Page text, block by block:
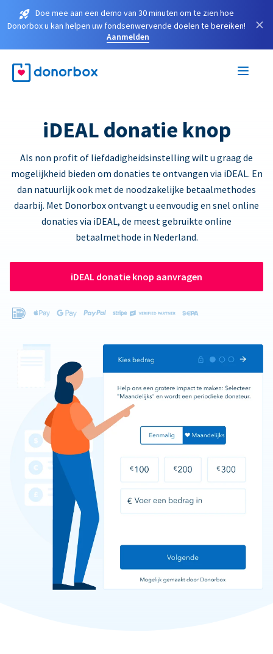
Doe mee aan een demo van 30 minuten om te zien hoe
Donorbox u kan helpen uw fondsenwervende doelen te bereiken!
Aanmelden
×
iDEAL donatie knop
Als non profit of liefdadigheidsinstelling wilt u graag de
mogelijkheid bieden om donaties te ontvangen via iDEAL. En
dan natuurlijk ook met de noodzakelijke betaalmethodes
daarbij. Met Donorbox ontvangt u eenvoudig en snel online
donaties via iDEAL, de meest gebruikte online
betaalmethode in Nederland.
iDEAL donatie knop aanvragen